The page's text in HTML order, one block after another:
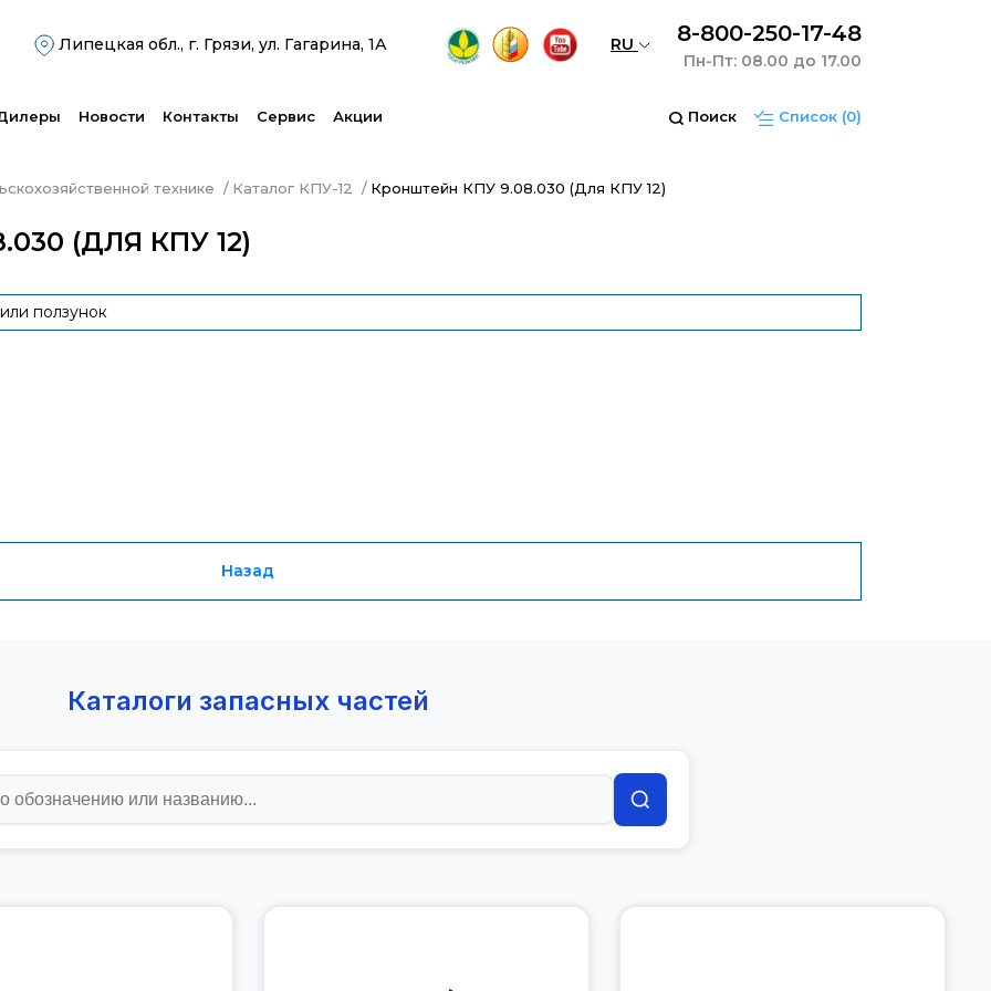
8-800-250-17-48
Пн-Пт: 08.00 до 17.00
RU
Липецкая обл., г. Грязи, ул. Гагарина, 1А
Новости Контакты Сервис Акции Поиск Список (0)
технике Каталог КПУ-12 Кронштейн КПУ 9.08.030 (Для КПУ 12)
(ДЛЯ КПУ 12)
ползунок
Назад